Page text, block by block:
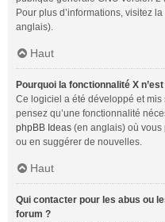
Pour plus d’informations, visitez
anglais).
Haut
Pourquoi la fonctionnalité X
Ce logiciel a été développé et
pensez qu’une fonctionnalité
phpBB Ideas (en anglais) où
ou en suggérer de nouvelles.
Haut
Qui contacter pour les abus ou
forum ?